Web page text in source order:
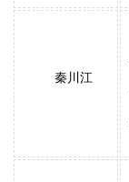
秦川江